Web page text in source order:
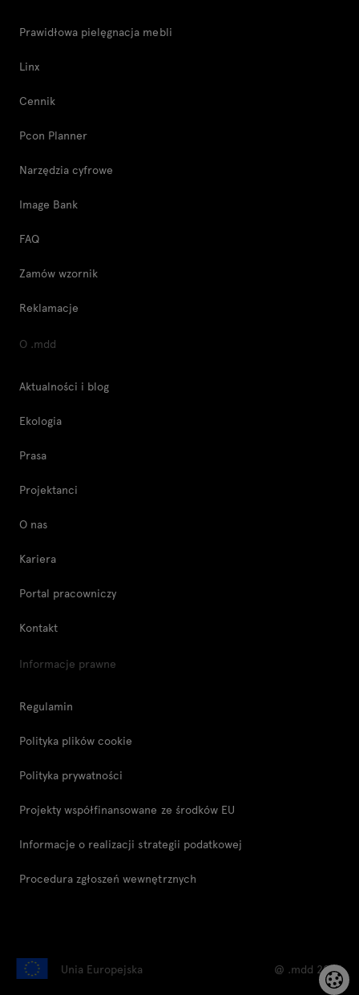
Prawidłowa pielęgnacja mebli
Linx
Cennik
Pcon Planner
Narzędzia cyfrowe
Image Bank
FAQ
Zamów wzornik
Reklamacje
O .mdd
Aktualności i blog
Ekologia
Prasa
Projektanci
O nas
Kariera
Portal pracowniczy
Kontakt
Informacje prawne
Regulamin
Polityka plików cookie
Polityka prywatności
Projekty współfinansowane ze środków EU
Informacje o realizacji strategii podatkowej
Procedura zgłoszeń wewnętrznych
Unia Europejska @ .mdd 2026